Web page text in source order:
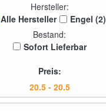
Hersteller:
Alle Hersteller
Engel (2)
Bestand:
Sofort Lieferbar
Preis: